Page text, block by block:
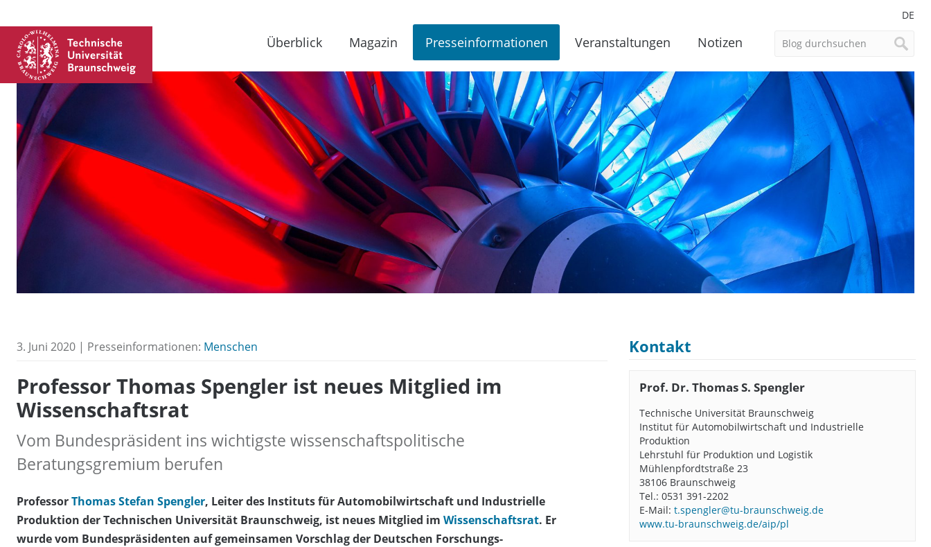
DE
Überblick Magazin Presseinformationen Veranstaltungen Notizen
3. Juni 2020 | Presseinformationen: Menschen
Professor Thomas Spengler ist neues Mitglied im
Wissenschaftsrat
Vom Bundespräsident ins wichtigste wissenschaftspolitische
Beratungsgremium berufen
ProfessorThomas Stefan Spengler, Leiter des Instituts für Automobilwirtschaft und Industrielle
Produktion der Technischen Universität Braunschweig, ist neues Mitglied im Wissenschaftsrat. Er
wurde vom Bundespräsidenten auf gemeinsamen Vorschlag der Deutschen Forschungs­
Kontakt
Prof. Dr. Thomas S. Spengler
Technische Universität Braunschweig
Institut für Automobilwirtschaft und Industrielle
Produktion
Lehrstuhl für Produktion und Logistik
Mühlenpfordtstraße 23
38106 Braunschweig
Tel.: 0531 391-2202
E-Mail:t.spengler@tu-braunschweig.de
www.tu-braunschweig.de/aip/pl